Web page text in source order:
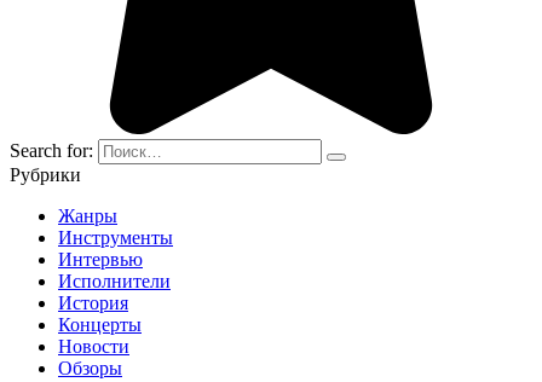
Search for:
Рубрики
Жанры
Инструменты
Интервью
Исполнители
История
Концерты
Новости
Обзоры